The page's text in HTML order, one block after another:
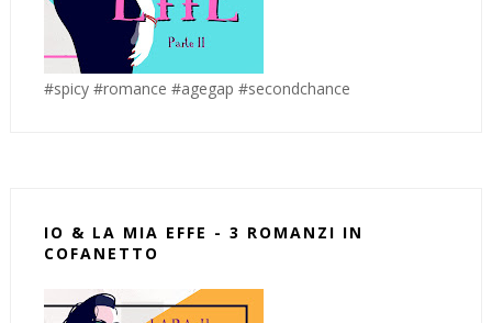
#spicy #romance #agegap #secondchance
IO & LA MIA EFFE - 3 ROMANZI IN
COFANETTO